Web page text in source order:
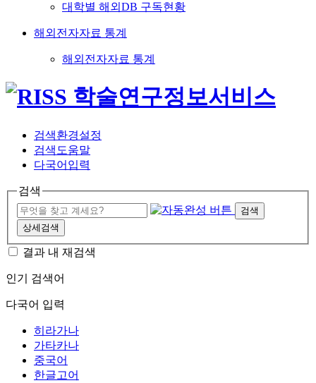
대학별 해외DB 구독현황
해외전자자료 통계
해외전자자료 통계
검색환경설정
검색도움말
다국어입력
검색
검색
상세검색
결과 내 재검색
인기 검색어
다국어 입력
히라가나
가타카나
중국어
한글고어